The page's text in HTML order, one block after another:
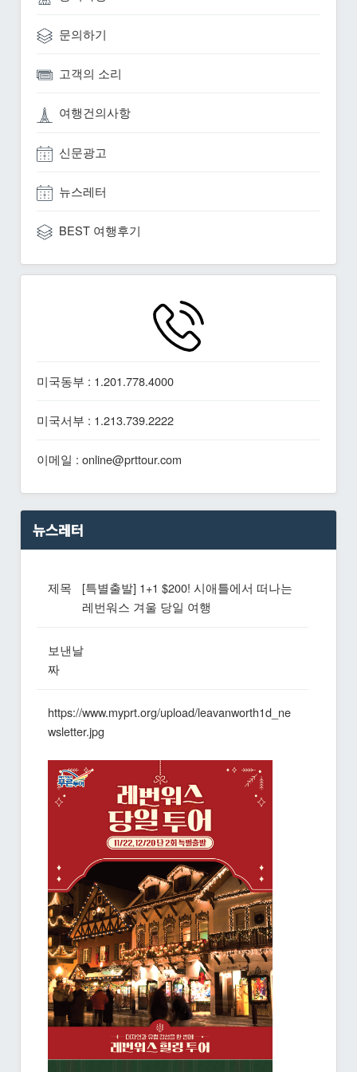
문의하기
고객의 소리
여행건의사항
신문광고
뉴스레터
BEST 여행후기
미국동부 : 1.201.778.4000
미국서부 : 1.213.739.2222
이메일 : online@prttour.com
뉴스레터
제목
[특별출발] 1+1 $200! 시애틀에서 떠나는
레번워스 겨울 당일 여행
보낸날
짜
https://www.myprt.org/upload/leavanworth1d_ne
wsletter.jpg